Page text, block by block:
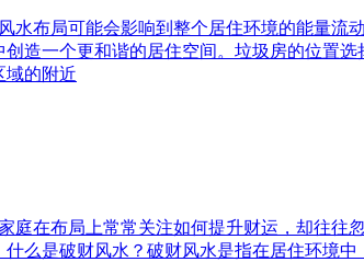
水布局可能会影响到整个居住环境的能量流
造一个更和谐的居住空间。垃圾房的位置选
域的附近
庭在布局上常常关注如何提升财运，却往往
么是破财风水？破财风水是指在居住环境